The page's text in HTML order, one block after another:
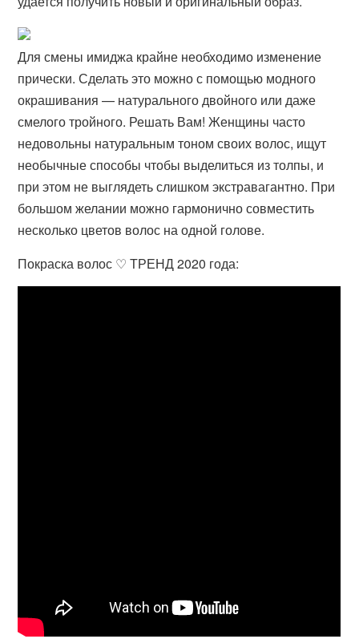
Для смены имиджа крайне необходимо изменение
прически. Сделать это можно с помощью модного
окрашивания — натурального двойного или даже
смелого тройного. Решать Вам! Женщины часто
недовольны натуральным тоном своих волос, ищут
необычные способы чтобы выделиться из толпы, и
при этом не выглядеть слишком экстравагантно. При
большом желании можно гармонично совместить
несколько цветов волос на одной голове.
Покраска волос ♡ ТРЕНД 2020 года: